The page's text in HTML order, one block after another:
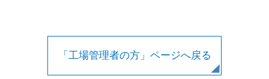
「工場管理者の方」ページへ戻る